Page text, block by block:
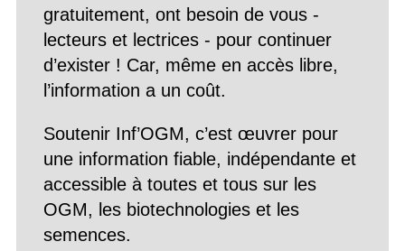
gratuitement, ont besoin de vous -
lecteurs et lectrices - pour continuer
d’exister ! Car, même en accès libre,
l’information a un coût.
Soutenir Inf’OGM, c’est œuvrer pour
une information fiable, indépendante et
accessible à toutes et tous sur les
OGM, les biotechnologies et les
semences.